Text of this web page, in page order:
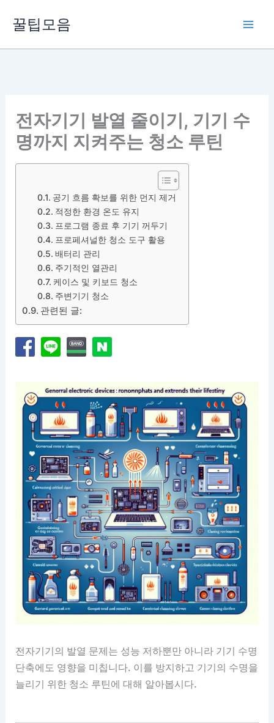
꿀팁모음
전자기기 발열 줄이기, 기기 수
명까지 지켜주는 청소 루틴
공기 흐름 확보를 위한 먼지 제거
적정한 환경 온도 유지
프로그램 종료 후 기기 꺼두기
프로페셔널한 청소 도구 활용
배터리 관리
주기적인 열관리
케이스 및 키보드 청소
주변기기 청소
관련된 글:
전자기기의 발열 문제는 성능 저하뿐만 아니라 기기 수명
단축에도 영향을 미칩니다. 이를 방지하고 기기의 수명을
늘리기 위한 청소 루틴에 대해 알아봅시다.